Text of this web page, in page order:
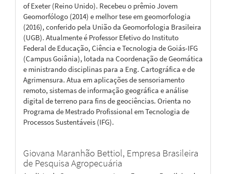
of Exeter (Reino Unido). Recebeu o prêmio Jovem
Geomorfólogo (2014) e melhor tese em geomorfologia
(2016), conferido pela União da Geomorfologia Brasileira
(UGB). Atualmente é Professor Efetivo do Instituto
Federal de Educação, Ciência e Tecnologia de Goiás-IFG
(Campus Goiânia), lotada na Coordenação de Geomática
e ministrando disciplinas para a Eng. Cartográfica e de
Agrimensura. Atua em aplicações de sensoriamento
remoto, sistemas de informação geográfica e análise
digital de terreno para fins de geociências. Orienta no
Programa de Mestrado Profissional em Tecnologia de
Processos Sustentáveis (IFG).
Giovana Maranhão Bettiol, Empresa Brasileira
de Pesquisa Agropecuária